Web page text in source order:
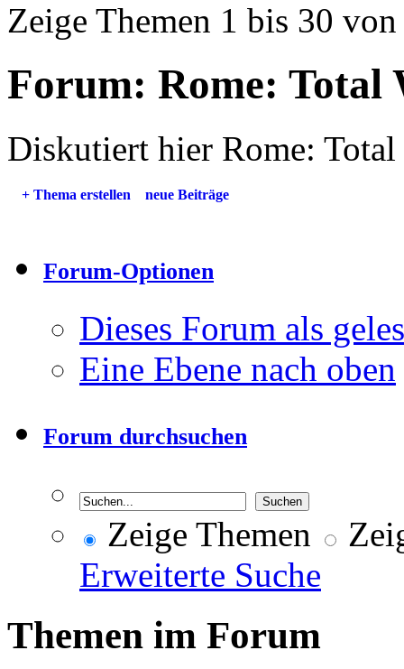
Zeige Themen 1 bis 30
Forum: Rome: Total
Diskutiert hier Rome: Total
+ Thema erstellen neue Beiträge
Forum-Optionen
Dieses Forum als
Eine Ebene nach oben
Forum durchsuchen
Zeige Themen
Erweiterte Suche
Themen im Forum